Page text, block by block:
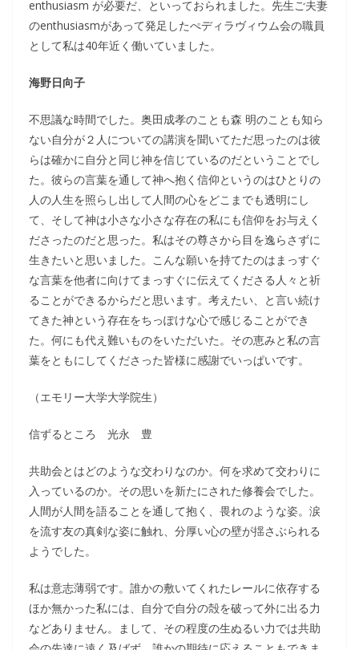
enthusiasm が必要だ、といっておられました。先生ご夫妻
のenthusiasmがあって発足したぺディラヴィウム会の職員
として私は40年近く働いていました。
海野日向子
不思議な時間でした。奥田成孝のことも森 明のことも知ら
ない自分が２人についての講演を聞いてただ思ったのは彼
らは確かに自分と同じ神を信じているのだということでし
た。彼らの言葉を通して神へ抱く信仰というのはひとりの
人の人生を照らし出して人間の心をどこまでも透明にし
て、そして神は小さな小さな存在の私にも信仰をお与えく
ださったのだと思った。私はその尊さから目を逸らさずに
生きたいと思いました。こんな願いを持てたのはまっすぐ
な言葉を他者に向けてまっすぐに伝えてくださる人々と祈
ることができるからだと思います。考えたい、と言い続け
てきた神という存在をちっぽけな心で感じることができ
た。何にも代え難いものをいただいた。その恵みと私の言
葉をともにしてくださった皆様に感謝でいっぱいです。
（エモリー大学大学院生）
信ずるところ 光永 豊
共助会とはどのような交わりなのか。何を求めて交わりに
入っているのか。その思いを新たにされた修養会でした。
人間が人間を語ることを通して抱く、畏れのような姿。涙
を流す友の真剣な姿に触れ、分厚い心の壁が揺さぶられる
ようでした。
私は意志薄弱です。誰かの敷いてくれたレールに依存する
ほか無かった私には、自分で自分の殻を破って外に出る力
などありません。まして、その程度の生ぬるい力では共助